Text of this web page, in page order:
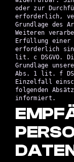
oder zur
erforderlich,
Grundlage des
Weiteren
Erfüllung einer
erforderlich
lit. c DSGVO.
Grundlage
Abs. 1 lit. f
Einzelfall
folgenden
informiert.